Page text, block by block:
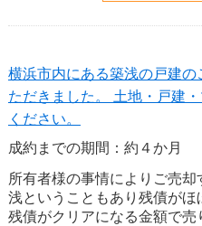
横浜市内にある築浅の戸建
ただきました。 土地・戸建
ください。
成約までの期間：約４か月
所有者様の事情によりご売
浅ということもあり残債がほ
残債がクリアになる金額で